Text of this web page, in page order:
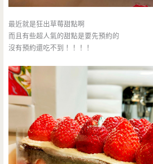
最近就是狂出草莓甜點啊
而且有些超人氣的甜點是要先預約的
沒有預約還吃不到！！！！